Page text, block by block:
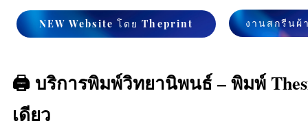
NEW Website โดย Theprint งานสกรีนผ้
🖨️ บริการพิมพ์วิทยานิพนธ์ – พิมพ์
เดียว